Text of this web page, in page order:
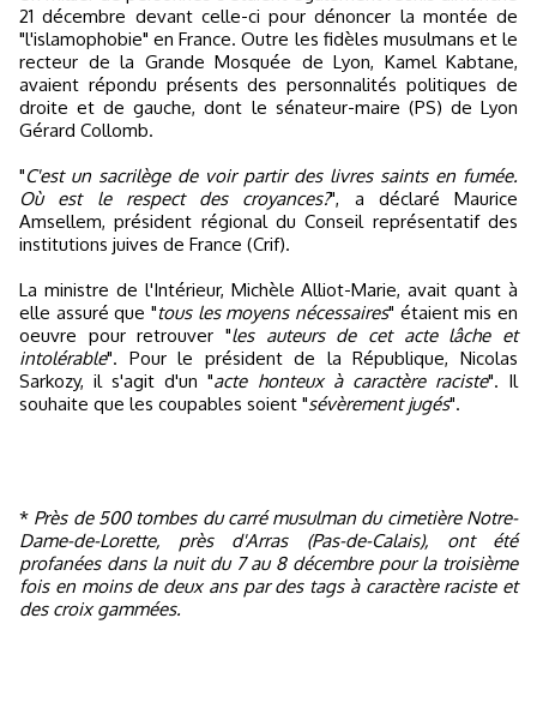
21 décembre devant celle-ci pour dénoncer la montée de
"l'islamophobie" en France. Outre les fidèles musulmans et le
recteur de la Grande Mosquée de Lyon, Kamel Kabtane,
avaient répondu présents des personnalités politiques de
droite et de gauche, dont le sénateur-maire (PS) de Lyon
Gérard Collomb.
"C'est un sacrilège de voir partir des livres saints en fumée.
Où est le respect des croyances?", a déclaré Maurice
Amsellem, président régional du Conseil représentatif des
institutions juives de France (Crif).
La ministre de l'Intérieur, Michèle Alliot-Marie, avait quant à
elle assuré que "tous les moyens nécessaires" étaient mis en
oeuvre pour retrouver "les auteurs de cet acte lâche et
intolérable". Pour le président de la République, Nicolas
Sarkozy, il s'agit d'un "acte honteux à caractère raciste". Il
souhaite que les coupables soient "sévèrement jugés".
* Près de 500 tombes du carré musulman du cimetière Notre-
Dame-de-Lorette, près d'Arras (Pas-de-Calais), ont été
profanées dans la nuit du 7 au 8 décembre pour la troisième
fois en moins de deux ans par des tags à caractère raciste et
des croix gammées.